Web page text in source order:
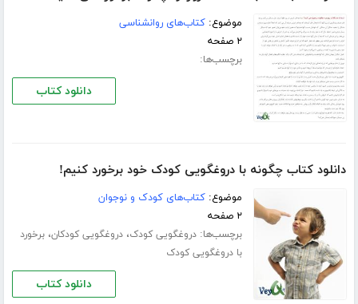
موضوع:کتاب‌های روانشناسی
۲ صفحه
برچسب‌ها:
دانلود کتاب
دانلود کتاب چگونه با دروغگویی کودک خود برخورد کنیم!
موضوع:کتاب‌های کودک و نوجوان
۲ صفحه
برچسب‌ها:دروغگویی کودک،دروغگویی کودکان،برخورد
با دروغگویی کودک
دانلود کتاب